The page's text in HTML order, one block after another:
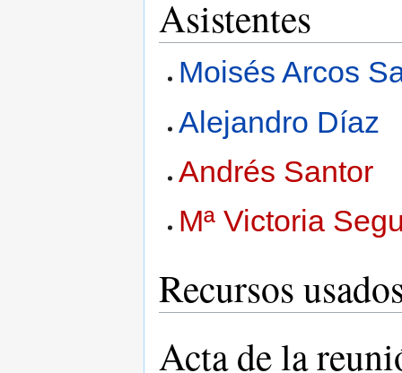
Asistentes
Moisés Arcos
Alejandro Díaz
Andrés Santor
Mª Victoria
Recursos
Acta de la